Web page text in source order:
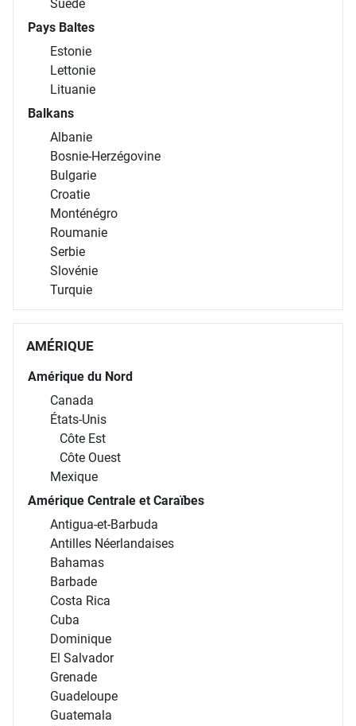
Suède
Pays Baltes
Estonie
Lettonie
Lituanie
Balkans
Albanie
Bosnie-Herzégovine
Bulgarie
Croatie
Monténégro
Roumanie
Serbie
Slovénie
Turquie
AMÉRIQUE
Amérique du Nord
Canada
États-Unis
Côte Est
Côte Ouest
Mexique
Amérique Centrale et Caraïbes
Antigua-et-Barbuda
Antilles Néerlandaises
Bahamas
Barbade
Costa Rica
Cuba
Dominique
El Salvador
Grenade
Guadeloupe
Guatemala